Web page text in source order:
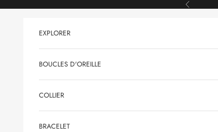
Précédent
EXPLORER
BOUCLES D'OREILLE
COLLIER
BRACELET